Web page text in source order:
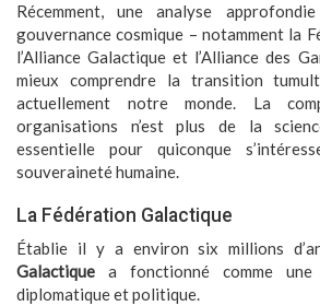
Récemment, une analyse
gouvernance cosmique – notamment la
l’Alliance Galactique et l’Alliance des
mieux comprendre la transition
actuellement notre monde. La
organisations n’est plus de la
essentielle pour quiconque
souveraineté humaine.
La Fédération Galactique
Établie il y a environ six millions
Galactique a fonctionné comme une
diplomatique et politique.